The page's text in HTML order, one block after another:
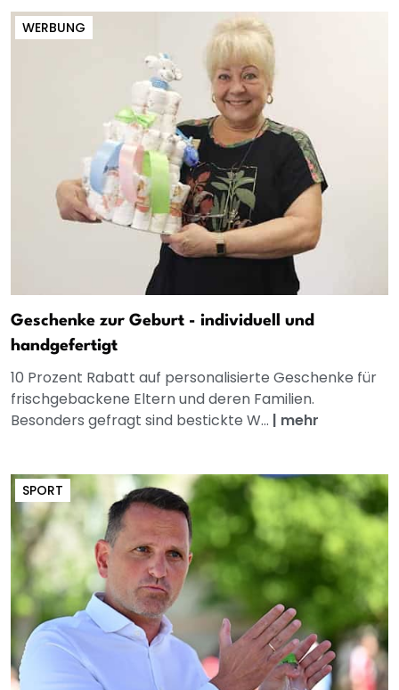
WERBUNG
Geschenke zur Geburt - individuell und
handgefertigt
10 Prozent Rabatt auf personalisierte Geschenke für
frischgebackene Eltern und deren Familien.
Besonders gefragt sind bestickte W... | mehr
SPORT